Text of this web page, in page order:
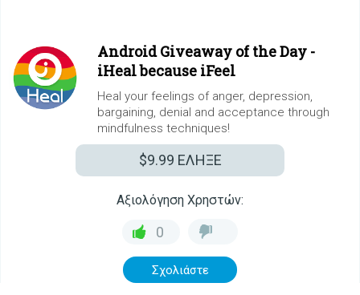
Android Giveaway of the Day -
iHeal because iFeel
Heal your feelings of anger, depression,
bargaining, denial and acceptance through
mindfulness techniques!
$9.99 ΕΛΗΞΕ
Αξιολόγηση Χρηστών:
0
Σχολιάστε